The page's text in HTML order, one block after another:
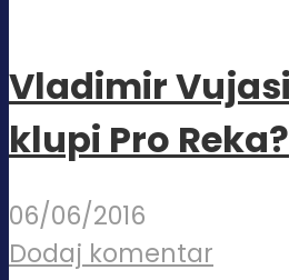
Vladimir
klupi Pro Reka?
06/06/2016
Dodaj komentar